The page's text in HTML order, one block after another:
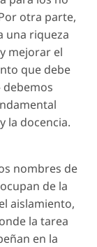
otra parte,
una riqueza
mejorar el
que debe
la docencia.
nombres de
de la
aislamiento,
la tarea
en la